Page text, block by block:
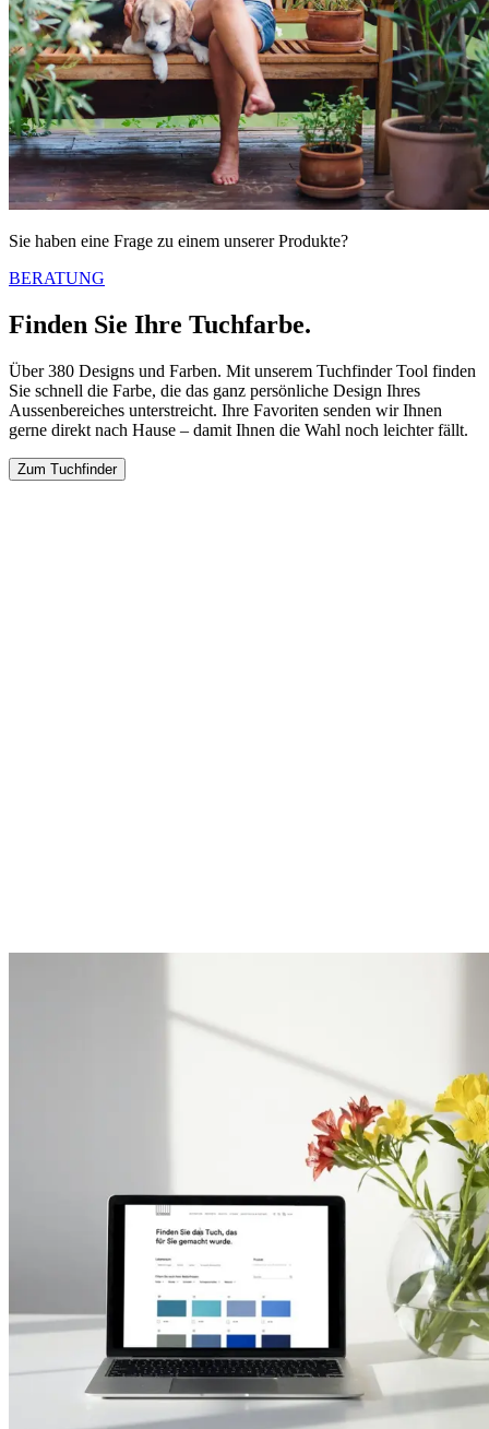
Sie haben eine Frage zu einem unserer Produkte?
BERATUNG
Finden Sie Ihre Tuchfarbe.
Über 380 Designs und Farben. Mit unserem Tuchfinder Tool finden
Sie schnell die Farbe, die das ganz persönliche Design Ihres
Aussenbereiches unterstreicht. Ihre Favoriten senden wir Ihnen
gerne direkt nach Hause – damit Ihnen die Wahl noch leichter fällt.
Zum Tuchfinder